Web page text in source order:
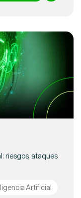
riesgos, ataques
Artificial